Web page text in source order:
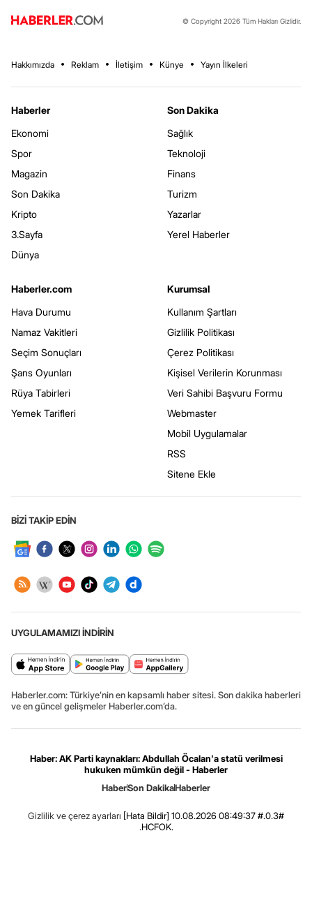
© Copyright 2026 Tüm Hakları Gizlidir.
Hakkımızda Reklam İletişim Künye Yayın İlkeleri
Haberler
Ekonomi
Spor
Magazin
Son Dakika
Kripto
3.Sayfa
Dünya
Son Dakika
Sağlık
Teknoloji
Finans
Turizm
Yazarlar
Yerel Haberler
Haberler.com
Hava Durumu
Namaz Vakitleri
Seçim Sonuçları
Şans Oyunları
Rüya Tabirleri
Yemek Tarifleri
Kurumsal
Kullanım Şartları
Gizlilik Politikası
Çerez Politikası
Kişisel Verilerin Korunması
Veri Sahibi Başvuru Formu
Webmaster
Mobil Uygulamalar
RSS
Sitene Ekle
BİZİ TAKİP EDİN
UYGULAMAMIZI İNDİRİN
Haberler.com: Türkiye’nin en kapsamlı haber sitesi. Son dakika haberleri
ve en güncel gelişmeler Haberler.com’da.
Haber: AK Parti kaynakları: Abdullah Öcalan'a statü verilmesi
hukuken mümkün değil - Haberler
HaberSon DakikaHaberler
Gizlilik ve çerez ayarları [Hata Bildir] 10.08.2026 08:49:37 #.0.3#
.HCFOK.